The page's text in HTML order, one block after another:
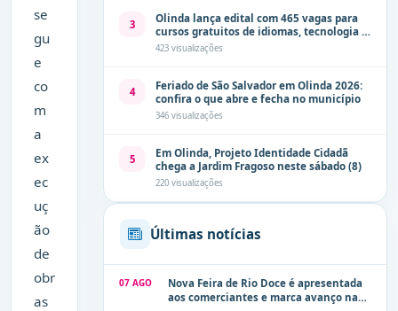
se
gu
e
co
m
a
ex
ec
uç
ão
de
obr
as
3
Olinda lança edital com 465 vagas para
cursos gratuitos de idiomas, tecnologia e
comunicação
423 visualizações
4
Feriado de São Salvador em Olinda 2026:
confira o que abre e fecha no município
346 visualizações
5
Em Olinda, Projeto Identidade Cidadã
chega a Jardim Fragoso neste sábado (8)
220 visualizações
Últimas notícias
07 AGO
Nova Feira de Rio Doce é apresentada
aos comerciantes e marca avanço na